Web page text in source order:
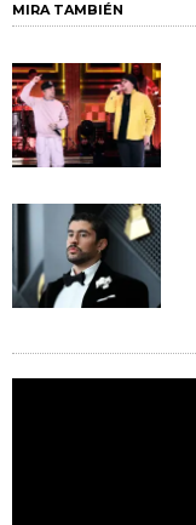
MIRA TAMBIÉN